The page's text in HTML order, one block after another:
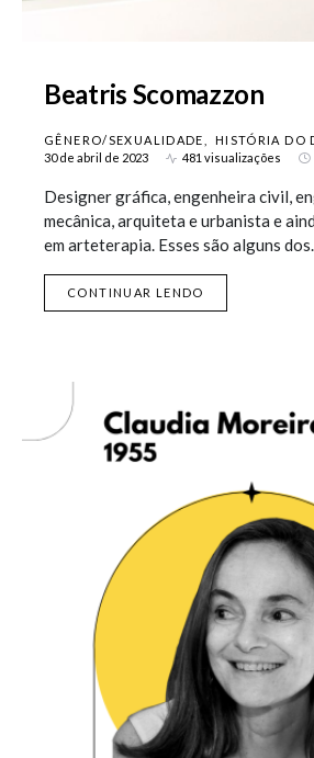
Beatris Scomazzon
GÊNERO/SEXUALIDADE
HISTÓRIA DO
30 de abril de 2023
481 visualizações
Designer gráfica, engenheira civil,
mecânica, arquiteta e urbanista e
em arteterapia. Esses são alguns
CONTINUAR LENDO